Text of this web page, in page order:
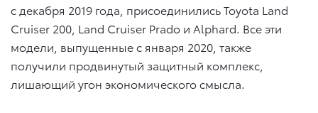
с декабря 2019 года, присоединились Toyota Land
Cruiser 200, Land Cruiser Prado и Alphard. Все эти
модели, выпущенные с января 2020, также
получили продвинутый защитный комплекс,
лишающий угон экономического смысла.